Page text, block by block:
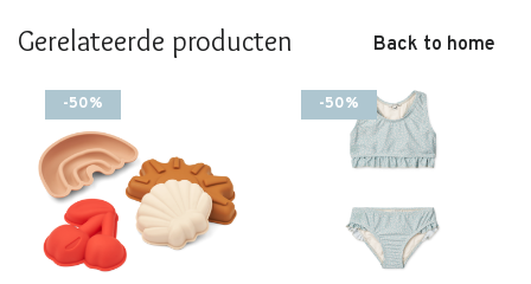
Een comfortabel en stijlvol badpak met een frisse, zomerse
Twijfel je over de maat? Neem gerust contact met ons op. We
adviseren je graag.
Kenmerken:
• Suna Stripe Swimsuit van Liewood
• Print: Stripe Sorbet Rose / Creme de la Creme
Gerelateerde producten Back to home
-50% -50%